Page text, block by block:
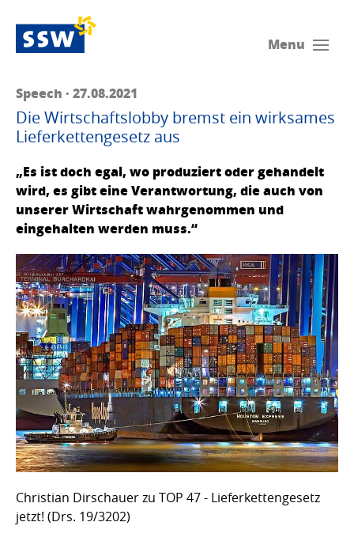
Menu
Speech · 27.08.2021
Die Wirtschaftslobby bremst ein wirksames
Lieferkettengesetz aus
„Es ist doch egal, wo produziert oder gehandelt
wird, es gibt eine Verantwortung, die auch von
unserer Wirtschaft wahrgenommen und
eingehalten werden muss.“
Christian Dirschauer zu TOP 47 - Lieferkettengesetz
jetzt! (Drs. 19/3202)